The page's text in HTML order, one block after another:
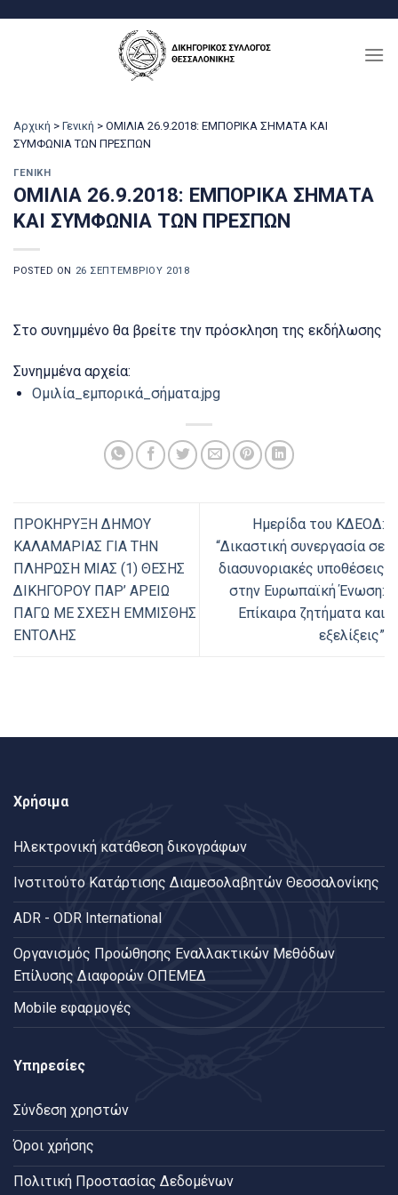
Αρχική > Γενική > ΟΜΙΛΙΑ 26.9.2018: ΕΜΠΟΡΙΚΑ ΣΗΜΑΤΑ ΚΑΙ
ΣΥΜΦΩΝΙΑ ΤΩΝ ΠΡΕΣΠΩΝ
ΓΕΝΙΚΉ
ΟΜΙΛΙΑ 26.9.2018: ΕΜΠΟΡΙΚΑ ΣΗΜΑΤΑ
ΚΑΙ ΣΥΜΦΩΝΙΑ ΤΩΝ ΠΡΕΣΠΩΝ
POSTED ON 26 ΣΕΠΤΕΜΒΡΊΟΥ 2018
Στο συνημμένο θα βρείτε την πρόσκληση της εκδήλωσης
Συνημμένα αρχεία:
Ομιλία_εμπορικά_σήματα.jpg
ΠΡΟΚΗΡΥΞΗ ΔΗΜΟΥ
ΚΑΛΑΜΑΡΙΑΣ ΓΙΑ ΤΗΝ
ΠΛΗΡΩΣΗ ΜΙΑΣ (1) ΘΕΣΗΣ
ΔΙΚΗΓΟΡΟΥ ΠΑΡ’ ΑΡΕΙΩ
ΠΑΓΩ ΜΕ ΣΧΕΣΗ ΕΜΜΙΣΘΗΣ
ΕΝΤΟΛΗΣ
Ημερίδα του ΚΔΕΟΔ:
“Δικαστική συνεργασία σε
διασυνοριακές υποθέσεις
στην Ευρωπαϊκή Ένωση:
Επίκαιρα ζητήματα και
εξελίξεις”
Χρήσιμα
Ηλεκτρονική κατάθεση δικογράφων
Ινστιτούτο Κατάρτισης Διαμεσολαβητών Θεσσαλονίκης
ADR - ODR International
Oργανισμός Προώθησης Εναλλακτικών Μεθόδων
Επίλυσης Διαφορών ΟΠΕΜΕΔ
Mobile εφαρμογές
Υπηρεσίες
Σύνδεση χρηστών
Όροι χρήσης
Πολιτική Προστασίας Δεδομένων